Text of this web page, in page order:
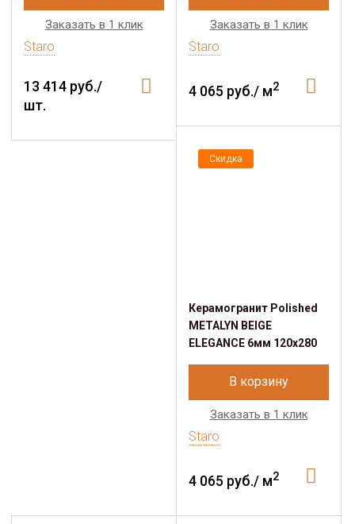
Заказать в 1 клик
Staro
13 414 руб./
шт.
Заказать в 1 клик
Staro
4 065 руб./ м2
Скидка
Керамогранит Polished
METALYN BEIGE
ELEGANCE 6мм 120x280
В корзину
Заказать в 1 клик
Staro
4 065 руб./ м2